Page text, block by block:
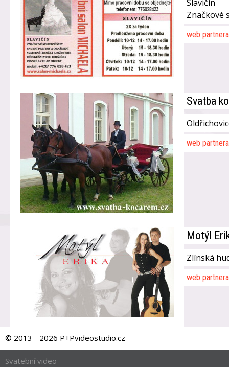
Slavičín
Značkové
web partnera
Svatba
web partnera
Motýl
Zlínská
web partnera
© 2013 - 2026 P+Pvideostudio.cz
Svatební video